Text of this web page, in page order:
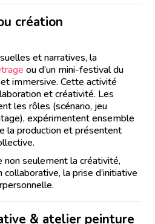
création
et narratives, la
ou d’un mini-festival du
immersive. Cette activité
et créativité. Les
les rôles (scénario, jeu
expérimentent ensemble
la production et présentent
non seulement la créativité,
la prise d’initiative
& atelier peinture